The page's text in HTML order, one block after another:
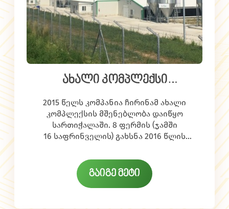
ახალი კომპლექსი
სართიჭალაში
2015 წელს კომპანია ჩირინამ ახალი
კომპლექსის მშენებლობა დაიწყო
სართიჭალაში. 8 ფერმის (ჯამში
16 საფრინველის) გახსნა 2016 წლის
ამ ეტაპზე სამშენებლო სამუშაოები
მიმდინარეობს, რომელზეც კომპანიას
200-მდე ადამიანი ჰყავს დასაქმებული.
გაიგე მეტი